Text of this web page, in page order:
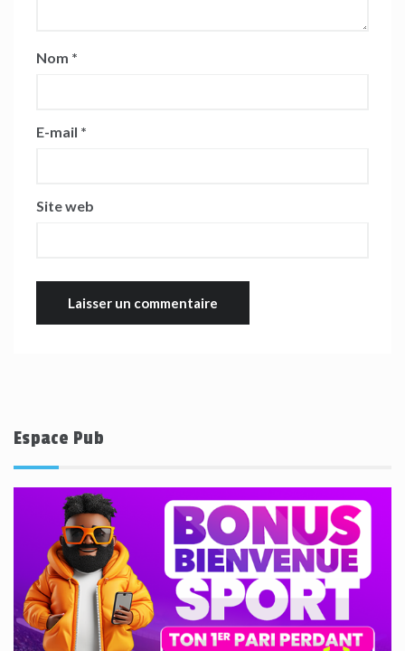
Nom *
E-mail *
Site web
Espace Pub